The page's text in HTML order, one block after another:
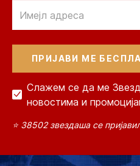
Слажем се да ме
новостима и
⭐ 38502 звездаша се